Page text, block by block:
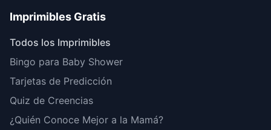
Imprimibles Gratis
Todos los Imprimibles
Bingo para Baby Shower
Tarjetas de Predicción
Quiz de Creencias
¿Quién Conoce Mejor a la Mamá?